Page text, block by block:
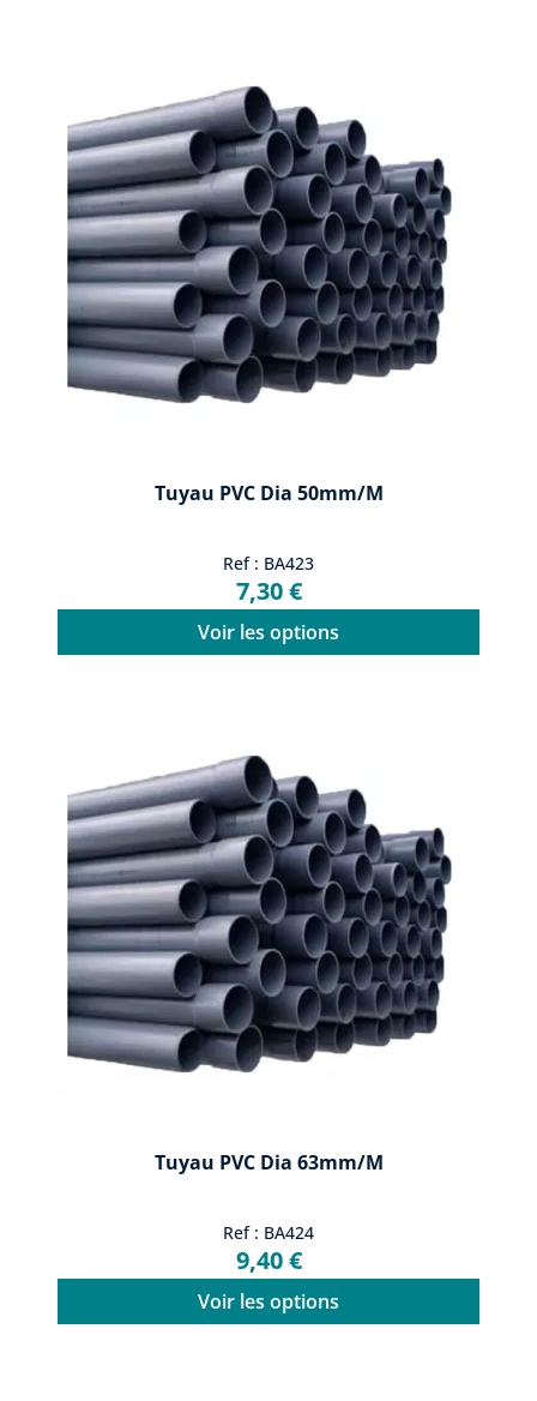
Tuyau PVC Dia 50mm/m
Ref : BA423
7,30 €
Voir les options
Tuyau PVC Dia 63mm/m
Ref : BA424
9,40 €
Voir les options